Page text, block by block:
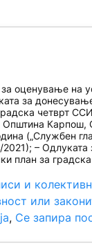
оценување на
за
четврт
Карпош,
(„Службен
–
план за
и
или
, Се запира